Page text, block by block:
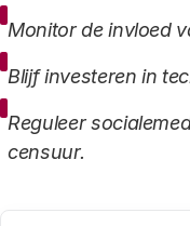
Monitor de invloed
Blijf investeren in
Reguleer
censuur.